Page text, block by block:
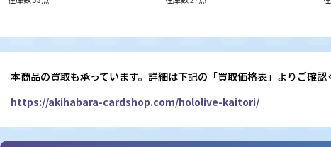
本商品の買取も承っています。詳細は下記の「買取価格表」よりご確認
https://akihabara-cardshop.com/hololive-kaitori/